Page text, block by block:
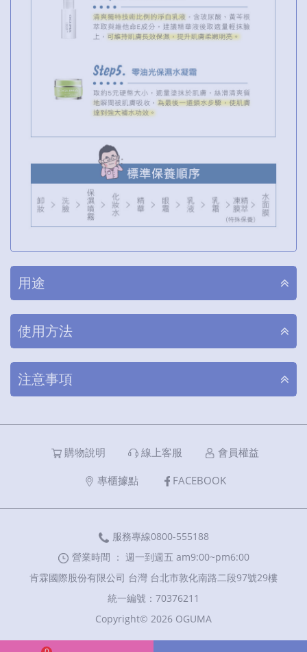
用途
使用方法
注意事項
購物說明 線上客服 會員權益
專櫃據點 FACEBOOK
服務專線0800-555188
營業時間 ： 週一到週五 am9:00~pm6:00
肯霖國際股份有限公司 台灣 台北市敦化南路二段97號29樓
統一編號：70376211
Copyright© 2026 OGUMA